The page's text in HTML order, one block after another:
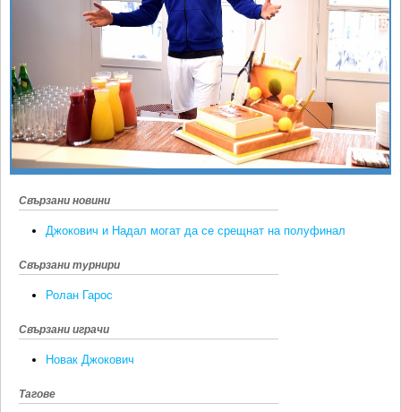
ВИДЕО
ЖЪЛТО
РАКЕТНИ
Други
Любители
Свързани новини
Джокович и Надал могат да се срещнат на полуфинал
Свързани турнири
Ролан Гарос
Свързани играчи
Новак Джокович
Тагове